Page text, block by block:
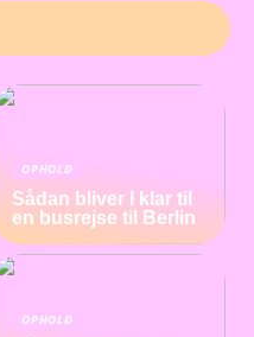
OPHOLD
Sådan bliver I klar til
en busrejse til Berlin
OPHOLD